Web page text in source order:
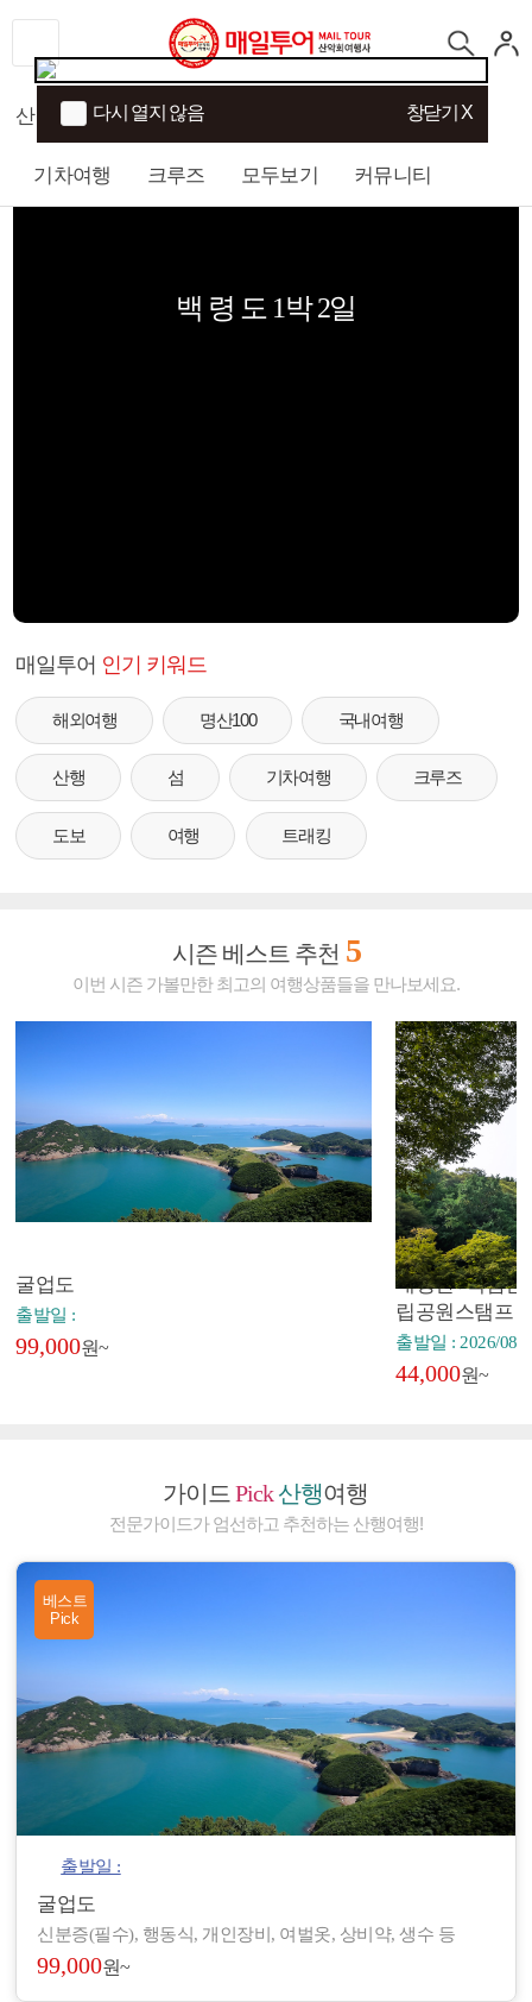
산행 섬/트래킹
기차여행 크루즈 모두보기 커뮤니티
백 령 도 1박 2일
매일투어 인기 키워드
해외여행 명산100 국내여행
산행 섬 기차여행 크루즈
도보 여행 트래킹
시즌 베스트 추천 5
이번 시즌 가볼만한 최고의 여행상품들을 만나보세요.
굴업도
출발일 :
99,000원~
내장산+백암산
립공원스탬프
출발일 : 2026/08/
44,000원~
가이드Pick 산행여행
전문가이드가 엄선하고 추천하는 산행여행!
베스트
Pick
출발일 :
굴업도
신분증(필수), 행동식, 개인장비, 여벌옷, 상비약, 생수 등
99,000원~
다시 열지 않음 창닫기 X